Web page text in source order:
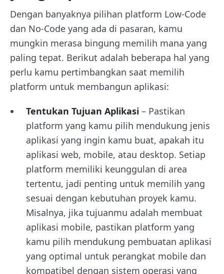
Dengan banyaknya pilihan platform Low-Code
dan No-Code yang ada di pasaran, kamu
mungkin merasa bingung memilih mana yang
paling tepat. Berikut adalah beberapa hal yang
perlu kamu pertimbangkan saat memilih
platform untuk membangun aplikasi:
Tentukan Tujuan Aplikasi – Pastikan
platform yang kamu pilih mendukung jenis
aplikasi yang ingin kamu buat, apakah itu
aplikasi web, mobile, atau desktop. Setiap
platform memiliki keunggulan di area
tertentu, jadi penting untuk memilih yang
sesuai dengan kebutuhan proyek kamu.
Misalnya, jika tujuanmu adalah membuat
aplikasi mobile, pastikan platform yang
kamu pilih mendukung pembuatan aplikasi
yang optimal untuk perangkat mobile dan
kompatibel dengan sistem operasi yang